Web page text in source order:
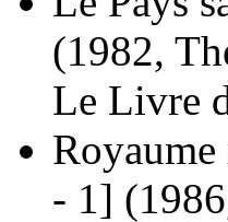
(1982,
Le Livre
- 1]